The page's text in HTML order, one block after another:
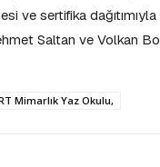
ve sertifika
Saltan ve Volkan
Mimarlık Yaz Okulu,